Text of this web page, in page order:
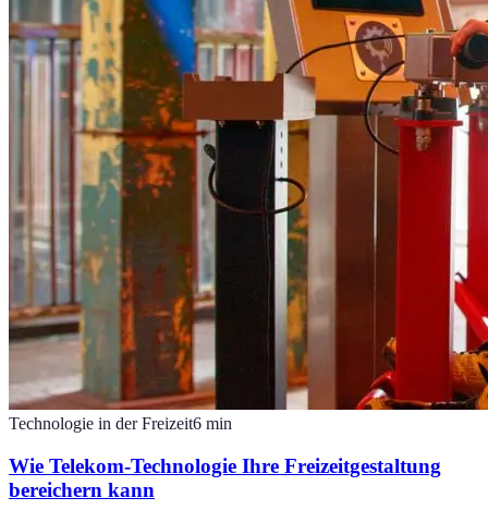
Technologie in der Freizeit6 min
Wie Telekom-Technologie Ihre Freizeitgestaltung
bereichern kann